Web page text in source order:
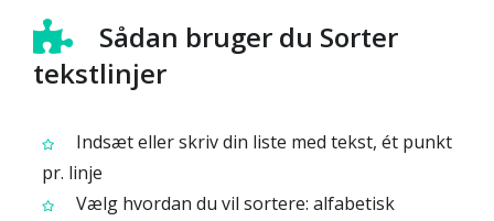
Sådan bruger du Sorter
tekstlinjer
Indsæt eller skriv din liste med tekst, ét punkt
pr. linje
Vælg hvordan du vil sortere: alfabetisk